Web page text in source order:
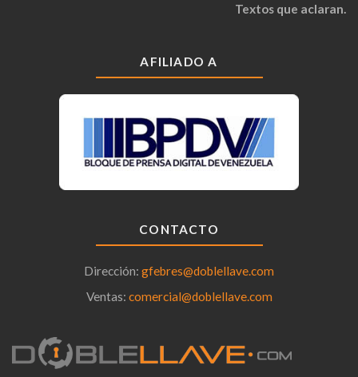
Textos que aclaran.
AFILIADO A
CONTACTO
Dirección: gfebres@doblellave.com
Ventas: comercial@doblellave.com